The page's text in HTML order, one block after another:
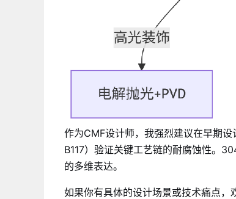
作为CMF设计师，我强烈建议在早期设
B117）验证关键工艺链的耐腐蚀性。
的多维表达。
如果你有具体的设计场景或技术痛点，